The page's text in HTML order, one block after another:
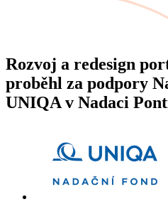
Rozvoj a redesign
proběhl za podpory
UNIQA v Nadaci